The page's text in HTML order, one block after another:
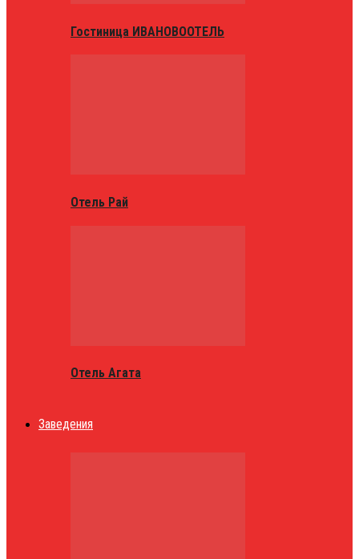
Гостиница ИВАНОВООТЕЛЬ
Отель Рай
Отель Агата
Заведения